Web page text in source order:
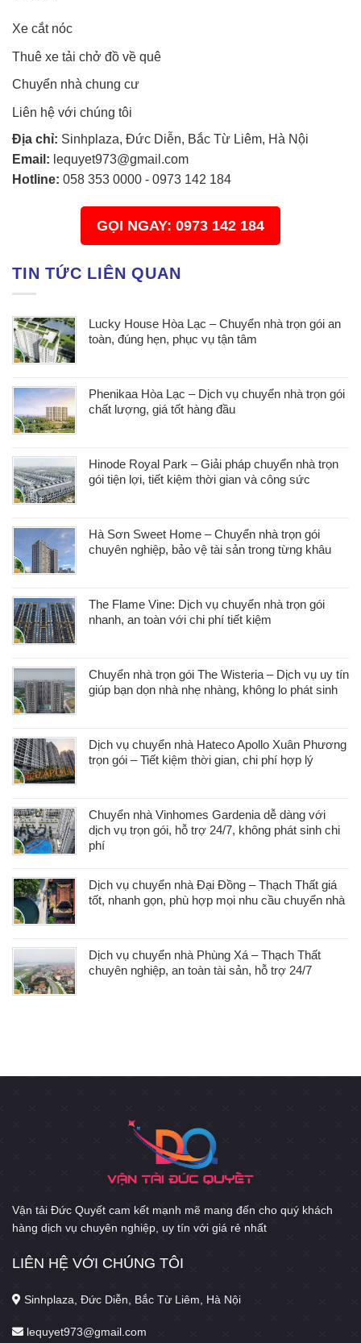
Xe cắt nóc
Thuê xe tải chở đồ về quê
Chuyển nhà chung cư
Liên hệ với chúng tôi
Địa chỉ: Sinhplaza, Đức Diễn, Bắc Từ Liêm, Hà Nội
Email: lequyet973@gmail.com
Hotline: 058 353 0000 - 0973 142 184
GỌI NGAY: 0973 142 184
TIN TỨC LIÊN QUAN
Lucky House Hòa Lạc – Chuyển nhà trọn gói an
toàn, đúng hẹn, phục vụ tận tâm
Phenikaa Hòa Lạc – Dịch vụ chuyển nhà trọn gói
chất lượng, giá tốt hàng đầu
Hinode Royal Park – Giải pháp chuyển nhà trọn
gói tiện lợi, tiết kiệm thời gian và công sức
Hà Sơn Sweet Home – Chuyển nhà trọn gói
chuyên nghiệp, bảo vệ tài sản trong từng khâu
The Flame Vine: Dịch vụ chuyển nhà trọn gói
nhanh, an toàn với chi phí tiết kiệm
Chuyển nhà trọn gói The Wisteria – Dịch vụ uy tín
giúp bạn dọn nhà nhẹ nhàng, không lo phát sinh
Dịch vụ chuyển nhà Hateco Apollo Xuân Phương
trọn gói – Tiết kiệm thời gian, chi phí hợp lý
Chuyển nhà Vinhomes Gardenia dễ dàng với
dịch vụ trọn gói, hỗ trợ 24/7, không phát sinh chi
phí
Dịch vụ chuyển nhà Đại Đồng – Thạch Thất giá
tốt, nhanh gọn, phù hợp mọi nhu cầu chuyển nhà
Dịch vụ chuyển nhà Phùng Xá – Thạch Thất
chuyên nghiệp, an toàn tài sản, hỗ trợ 24/7
Vận tải Đức Quyết cam kết mạnh mẽ mang đến cho quý khách
hàng dịch vụ chuyên nghiệp, uy tín với giá rẻ nhất
LIÊN HỆ VỚI CHÚNG TÔI
Sinhplaza, Đức Diễn, Bắc Từ Liêm, Hà Nội
lequyet973@gmail.com